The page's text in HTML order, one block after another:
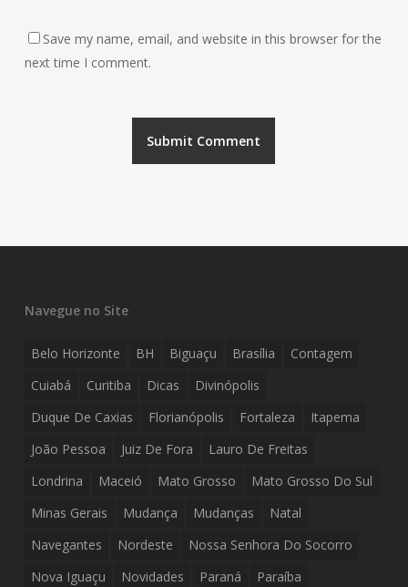
Save my name, email, and website in this browser for the
next time I comment.
Navegue no Site
Belo Horizonte BH Biguaçu Brasília
Contagem
Cuiabá
Curitiba Dicas
Divinópolis
Duque De Caxias
Florianópolis Fortaleza
Itapema
João Pessoa
Juiz De Fora
Lauro De Freitas
Londrina
Maceió Mato Grosso
Mato Grosso Do Sul
Minas Gerais
Mudança Mudanças
Natal
Navegantes
Nordeste
Nossa Senhora Do Socorro
Nova Iguaçu
Novidades Paraná
Paraíba